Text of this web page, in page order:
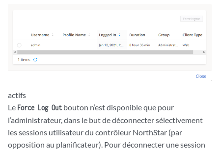
actifs
Le Force Log Out bouton n’est disponible que pour
l’administrateur, dans le but de déconnecter sélectivement
les sessions utilisateur du contrôleur NorthStar (par
opposition au planificateur). Pour déconnecter une session